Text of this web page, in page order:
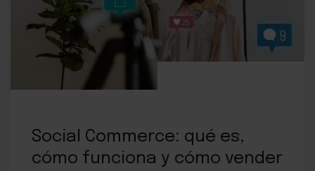
Social Commerce: qué es,
cómo funciona y cómo vender